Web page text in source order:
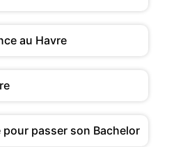
au Havre
pour passer son Bachelor